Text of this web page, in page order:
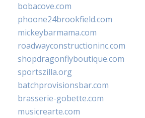
bobacove.com
phoone24brookfield.com
mickeybarmama.com
roadwayconstructioninc.com
shopdragonflyboutique.com
sportszilla.org
batchprovisionsbar.com
brasserie-gobette.com
musicrearte.com